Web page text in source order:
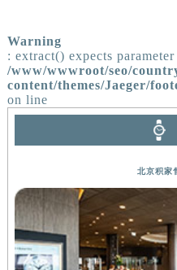
Warning
: extract() expects
/www/wwwroot/seo/
content/themes/Jaeger/
on line
北京积家